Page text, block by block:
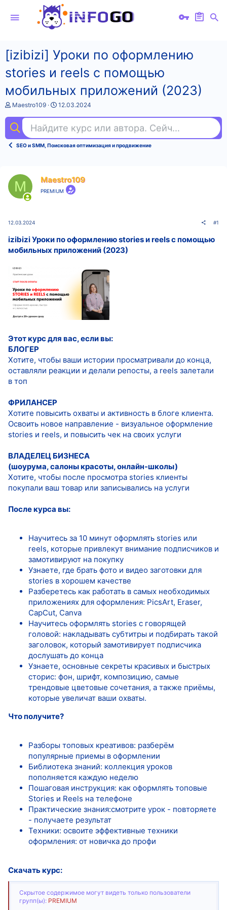
[izibizi] Уроки по оформлению
stories и reels с помощью
мобильных приложений (2023)
А
т
о
т
Maestro109
Д
а
н
а
а
12.03.2024
Найдите курс или автора. Сейчас ищут
SEO и SMM, Поисковая оптимизация и продвижение
M Maestro109
PREMIUM
12.03.2024 #1
izibizi Уроки по оформлению stories и reels с помощью
мобильных приложений (2023)
Этот курс для вас, если вы:
БЛОГЕР
Хотите, чтобы ваши истории просматривали до конца,
оставляли реакции и делали репосты, а reels залетали
в топ
ФРИЛАНСЕР
Хотите повысить охваты и активность в блоге клиента.
Освоить новое направление - визуальное оформление
stories и reels, и повысить чек на своих услуги
ВЛАДЕЛЕЦ БИЗНЕСА
(шоурума, салоны красоты, онлайн-школы)
Хотите, чтобы после просмотра stories клиенты
покупали ваш товар или записывались на услуги
После курса вы:
Научитесь за 10 минут оформлять stories или
reels, которые привлекут внимание подписчиков и
замотивируют на покупку
Узнаете, где брать фото и видео заготовки для
stories в хорошем качестве
Разберетесь как работать в самых необходимых
приложениях для оформления: PicsArt, Eraser,
CapCut, Canva
Научитесь оформлять stories с говорящей
головой: накладывать субтитры и подбирать такой
заголовок, который замотивирует подписчика
дослушать до конца
Узнаете, основные секреты красивых и быстрых
сторис: фон, шрифт, композицию, самые
трендовые цветовые сочетания, а также приёмы,
которые увеличат ваши охваты.
Что получите?
Разборы топовых креативов: разберём
популярные приемы в оформлении
Библиотека знаний: коллекция уроков
пополняется каждую неделю
Пошаговая инструкция: как оформлять топовые
Stories и Reels на телефоне
Практические знания:смотрите урок - повторяете
- получаете результат
Техники: освоите эффективные техники
оформления: от новичка до профи
Скачать курс:
Скрытое содержимое могут видеть только пользователи
групп(ы): PREMIUM